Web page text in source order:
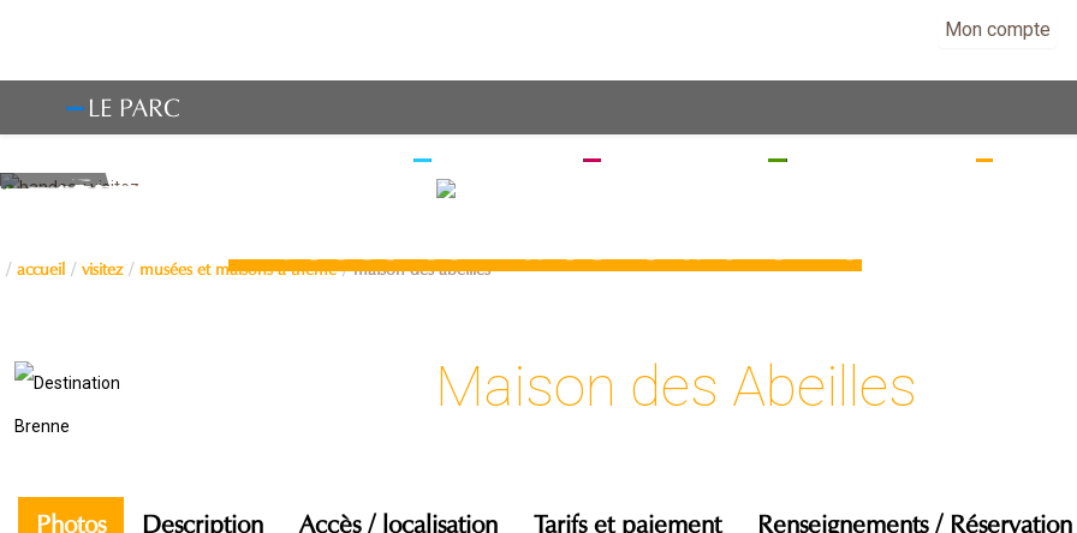
Mon compte
LE PARC
accueil visitez musées et maisons à thème
Maison des Abeilles
Photos Description Accès / localisation Tarifs et paiement Renseignements / Réservation